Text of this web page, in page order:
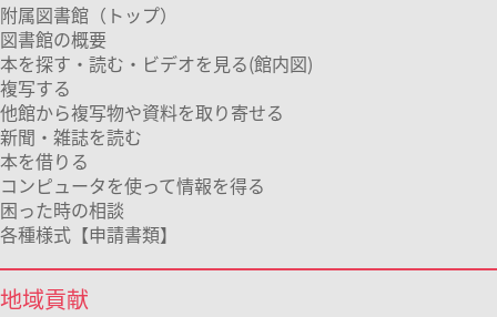
附属図書館（トップ）
図書館の概要
本を探す・読む・ビデオを見る(館内図)
複写する
他館から複写物や資料を取り寄せる
新聞・雑誌を読む
本を借りる
コンピュータを使って情報を得る
困った時の相談
各種様式【申請書類】
地域貢献